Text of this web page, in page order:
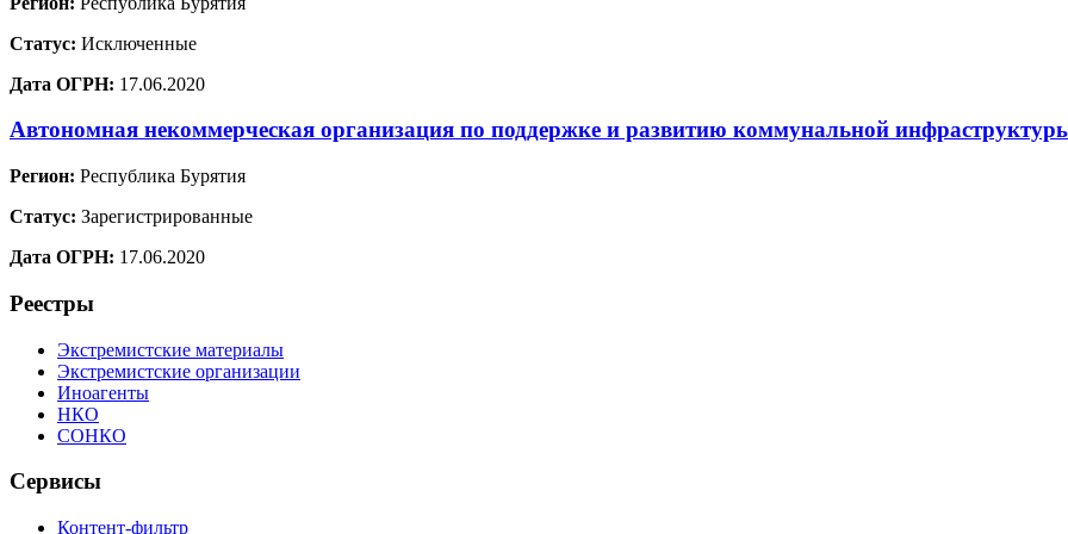
Статус: Исключенные
Дата ОГРН: 17.06.2020
Автономная некоммерческая организация по поддержке и развитию коммунальной
Регион: Республика Бурятия
Статус: Зарегистрированные
Дата ОГРН: 17.06.2020
Реестры
Экстремистские материалы
Экстремистские организации
Иноагенты
НКО
СОНКО
Сервисы
Контент-фильтр